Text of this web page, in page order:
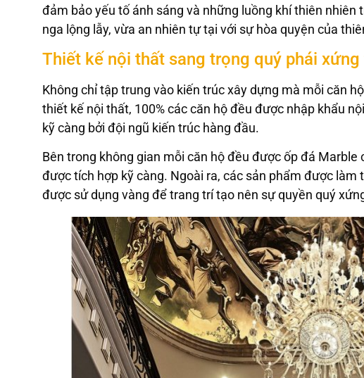
đảm bảo yếu tố ánh sáng và những luồng khí thiên
nga lộng lẫy, vừa an nhiên tự tại với sự hòa quyện của
Thiết kế nội thất sang trọng quý phái
Không chỉ tập trung vào kiến trúc xây dựng mà mỗi căn
thiết kế nội thất, 100% các căn hộ đều được nhập khẩu
kỹ càng bởi đội ngũ kiến trúc hàng đầu.
Bên trong không gian mỗi căn hộ đều được ốp đá
được tích hợp kỹ càng. Ngoài ra, các sản phẩm được
được sử dụng vàng để trang trí tạo nên sự quyền quý